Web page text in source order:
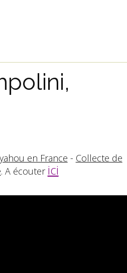
en France - Collecte de
. A écouter ici